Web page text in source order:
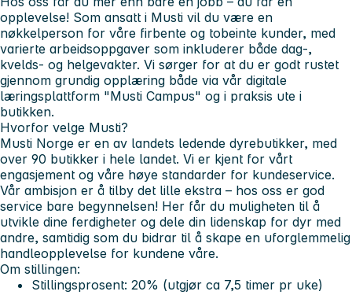
opplevelse! Som ansatt i Musti vil du være en
nøkkelperson for våre firbente og tobeinte kunder, med
varierte arbeidsoppgaver som inkluderer både dag-,
kvelds- og helgevakter. Vi sørger for at du er godt rustet
gjennom grundig opplæring både via vår digitale
læringsplattform "Musti Campus" og i praksis ute i
butikken.
Hvorfor velge Musti?
Musti Norge er en av landets ledende dyrebutikker, med
over 90 butikker i hele landet. Vi er kjent for vårt
engasjement og våre høye standarder for kundeservice.
Vår ambisjon er å tilby det lille ekstra – hos oss er god
service bare begynnelsen! Her får du muligheten til å
utvikle dine ferdigheter og dele din lidenskap for dyr med
andre, samtidig som du bidrar til å skape en uforglemmelig
handleopplevelse for kundene våre.
Om stillingen:
Stillingsprosent: 20% (utgjør ca 7,5 timer pr uke)